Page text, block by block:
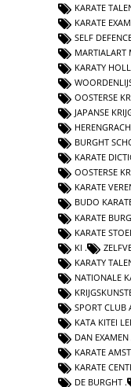
KARATE
KARATE
SELF
MARTIALART
KARATY
OOSTERSE
JAPANSE
BURGHT
KARATE
OOSTERSE
KARATE
BUDO
KARATE
KARATE
KI
KARATY
NATIONALE
SPORT CLUB
KATA KITEI
DAN
KARATE
KARATE
DE BURGHT